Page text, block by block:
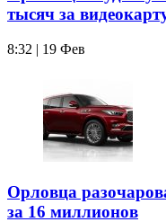
тысяч за
8:32 | 19 Фев
Орловца
за 16 миллионов